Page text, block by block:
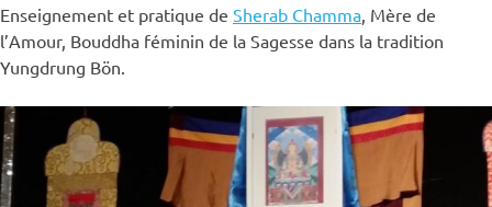
Enseignement et pratique de Sherab Chamma , Mère de
l’Amour, Bouddha féminin de la Sagesse dans la tradition
Yungdrung Bön.